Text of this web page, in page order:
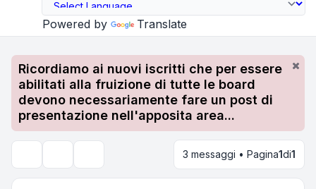
Powered by Translate
Ricordiamo ai nuovi iscritti che per essere
abilitati alla fruizione di tutte le board
devono necessariamente fare un post di
presentazione nell'apposita area...
3 messaggi • Pagina1di1